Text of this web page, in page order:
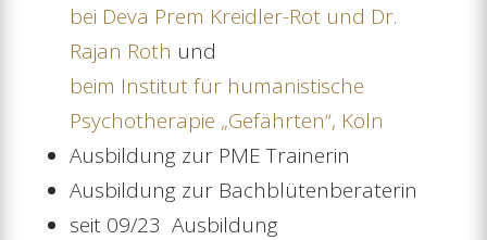
bei Deva Prem Kreidler-Rot und Dr.
Rajan Roth und
beim Institut für humanistische
Psychotherapie „Gefährten“, Köln
Ausbildung zur PME Trainerin
Ausbildung zur Bachblütenberaterin
seit 09/23 Ausbildung